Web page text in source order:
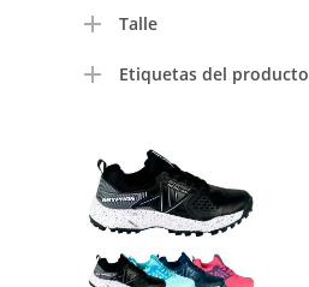
Talle
Etiquetas del producto